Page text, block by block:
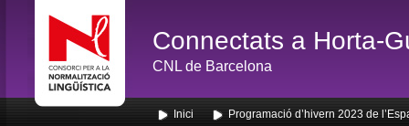
Connectats a Horta-
CNL de Barcelona
Inici Programació d’hivern 2023 de